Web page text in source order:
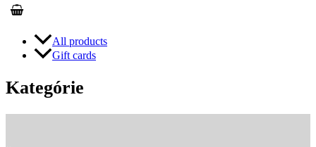
All products
Gift cards
Kategórie